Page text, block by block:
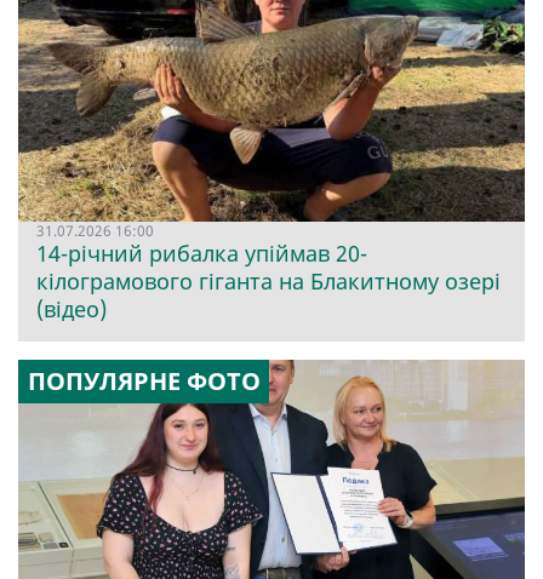
31.07.2026 16:00
14-річний рибалка упіймав 20-
кілограмового гіганта на Блакитному озері
(відео)
ПОПУЛЯРНЕ ФОТО